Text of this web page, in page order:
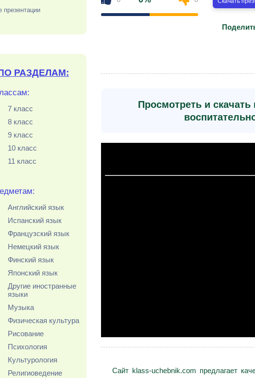
презентации
РАЗДЕЛАМ:
7 класс
8 класс
9 класс
10 класс
11 класс
Английский язык
Испанский язык
Французский язык
Немецкий язык
Финский язык
Японский язык
Другие иностранные
языки
Музыка
Физическая культура
Рисование
Психология
Культурология
Религиоведение
Просмотреть и
Сайт klass-uchebnik.com предлагает